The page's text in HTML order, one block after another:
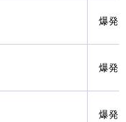
爆発
爆発
爆発